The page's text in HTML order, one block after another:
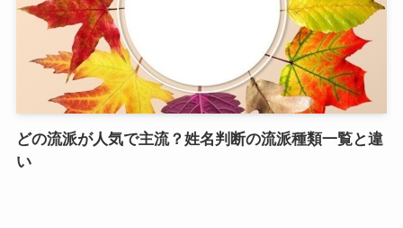
どの流派が人気で主流？姓名判断の流派種類一覧と違
い